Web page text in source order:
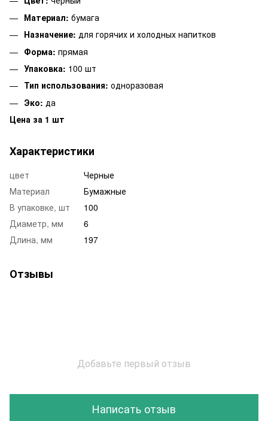
Материал: бумага
Назначение: для горячих и холодных напитков
Форма: прямая
Упаковка: 100 шт
Тип использования: одноразовая
Эко: да
Цена за 1 шт
Характеристики
цвет
Черные
Материал
Бумажные
В упаковке, шт
100
Диаметр, мм
6
Длина, мм
197
Отзывы
Добавьте первый отзыв
Написать отзыв